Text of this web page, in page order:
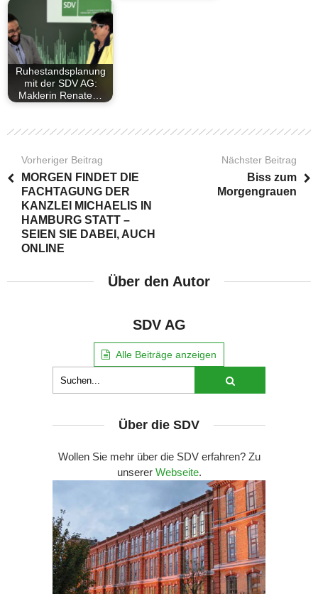
Ruhestandsplanung
mit der SDV AG:
Maklerin Renate…
Vorheriger Beitrag
MORGEN FINDET DIE
FACHTAGUNG DER
KANZLEI MICHAELIS IN
HAMBURG STATT –
SEIEN SIE DABEI, AUCH
ONLINE
Nächster Beitrag
Biss zum
Morgengrauen
Über den Autor
SDV AG
Alle Beiträge anzeigen
Über die SDV
Wollen Sie mehr über die SDV erfahren? Zu
unserer Webseite.